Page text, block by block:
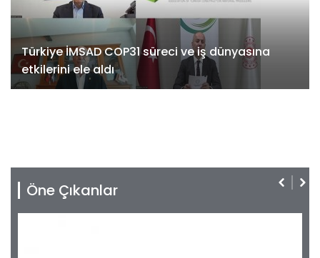
Türkiye İMSAD COP31 süreci ve iş dünyasına
etkilerini ele aldı
Öne Çıkanlar